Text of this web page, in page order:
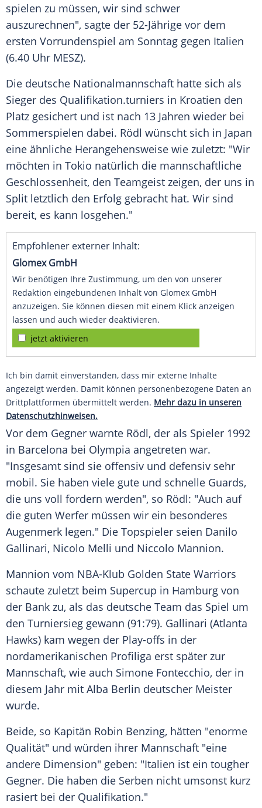
spielen zu müssen, wir sind schwer
auszurechnen", sagte der 52-Jährige vor dem
ersten Vorrundenspiel am Sonntag gegen Italien
(6.40 Uhr MESZ).
Die deutsche Nationalmannschaft hatte sich als
Sieger des Qualifikation.turniers in Kroatien den
Platz gesichert und ist nach 13 Jahren wieder bei
Sommerspielen dabei. Rödl wünscht sich in Japan
eine ähnliche Herangehensweise wie zuletzt: "Wir
möchten in Tokio natürlich die mannschaftliche
Geschlossenheit, den Teamgeist zeigen, der uns in
Split letztlich den Erfolg gebracht hat. Wir sind
bereit, es kann losgehen."
Empfohlener externer Inhalt:
Glomex GmbH
Wir benötigen Ihre Zustimmung, um den von unserer
Redaktion eingebundenen Inhalt von Glomex GmbH
anzuzeigen. Sie können diesen mit einem Klick anzeigen
lassen und auch wieder deaktivieren.
jetzt aktivieren
Ich bin damit einverstanden, dass mir externe Inhalte
angezeigt werden. Damit können personenbezogene Daten an
Drittplattformen übermittelt werden. Mehr dazu in unseren
Datenschutzhinweisen.
Vor dem Gegner warnte Rödl, der als Spieler 1992
in Barcelona bei Olympia angetreten war.
"Insgesamt sind sie offensiv und defensiv sehr
mobil. Sie haben viele gute und schnelle Guards,
die uns voll fordern werden", so Rödl: "Auch auf
die guten Werfer müssen wir ein besonderes
Augenmerk legen." Die Topspieler seien Danilo
Gallinari, Nicolo Melli und Niccolo Mannion.
Mannion vom NBA-Klub Golden State Warriors
schaute zuletzt beim Supercup in Hamburg von
der Bank zu, als das deutsche Team das Spiel um
den Turniersieg gewann (91:79). Gallinari (Atlanta
Hawks) kam wegen der Play-offs in der
nordamerikanischen Profiliga erst später zur
Mannschaft, wie auch Simone Fontecchio, der in
diesem Jahr mit Alba Berlin deutscher Meister
wurde.
Beide, so Kapitän Robin Benzing, hätten "enorme
Qualität" und würden ihrer Mannschaft "eine
andere Dimension" geben: "Italien ist ein tougher
Gegner. Die haben die Serben nicht umsonst kurz
rasiert bei der Qualifikation."